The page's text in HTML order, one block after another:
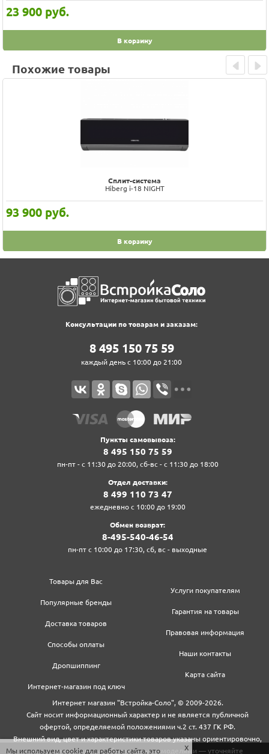
23 900 руб.
В корзину
Похожие товары
Сплит-система
Hiberg i-18 NIGHT
93 900 руб.
В корзину
Prev Next
Консультации по товарам и заказам:
8‍ 4‍9‍5‍ 1‍5‍0‍ 7‍5‍ 5‍9‍
каждый день с 10:00 до 21:00
Пункты самовывоза:
8‍ 4‍9‍5‍ 1‍5‍0‍ 7‍5‍ 5‍9‍
пн-пт - с 11:30 до 20:00, сб-вс - с 11:30 до 18:00
Отдел доставки:
8‍ 4‍9‍9‍ 1‍1‍0‍ 7‍3‍ 4‍7‍
ежедневно с 10:00 до 19:00
Обмен возврат:
8‍-4‍9‍5‍-5‍4‍0‍-4‍6‍-5‍4‍
пн-пт с 10:00 до 17:30, сб, вс - выходные
Товары для Вас
Популярные бренды
Доставка товаров
Способы оплаты
Дропшиппинг
Интернет-магазин под ключ
Услуги покупателям
Гарантия на товары
Правовая информация
Наши контакты
Карта сайта
Интернет магазин "Встройка-Соло", © 2009-2026.
Сайт носит информационный характер и не является публичной
офертой, определяемой положениями ч.2 ст. 437 ГК РФ.
Внешний вид, цвет и характеристики товаров указаны ориентировочно,
могут не совпадать с обновленными моделями — уточняйте
Мы используем cookie для работы сайта, это